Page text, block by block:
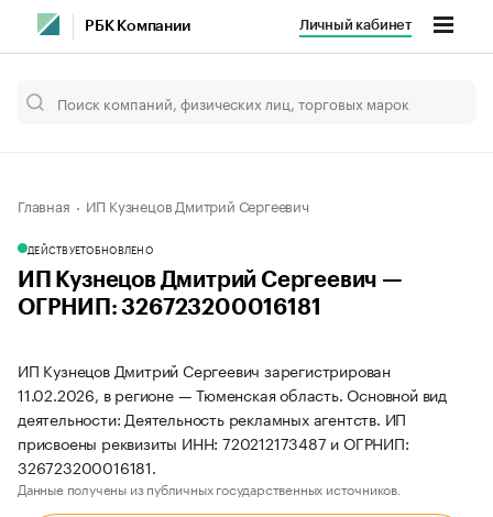
РБК Компании Личный кабинет
Главная ИП Кузнецов Дмитрий Сергеевич
ДЕЙСТВУЕТОБНОВЛЕНО
ИП Кузнецов Дмитрий Сергеевич —
ОГРНИП: 326723200016181
ИП Кузнецов Дмитрий Сергеевич зарегистрирован
11.02.2026, в регионе — Тюменская область. Основной вид
деятельности: Деятельность рекламных агентств. ИП
присвоены реквизиты ИНН: 720212173487 и ОГРНИП:
326723200016181.
Данные получены из публичных государственных источников.